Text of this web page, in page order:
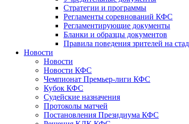
Стратегии и программы
Регламенты соревнований КФС
Регламентирующие документы
Бланки и образцы документов
Правила поведения зрителей на
Новости
Новости
Новости КФС
Чемпионат Премьер-лиги КФС
Кубок КФС
Судейские назначения
Протоколы матчей
Постановления Президиума КФС